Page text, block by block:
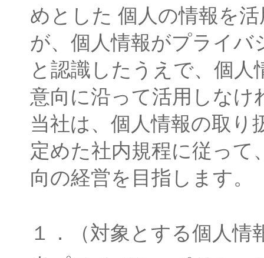
めとした 個人の情報を
が、個人情報がプライバ
と認識したうえで、個
意向に沿って活用しな
当社は、個人情報の取り
定めた社内規程に従って
向の経営を目指します。
１．（対象とする個人情